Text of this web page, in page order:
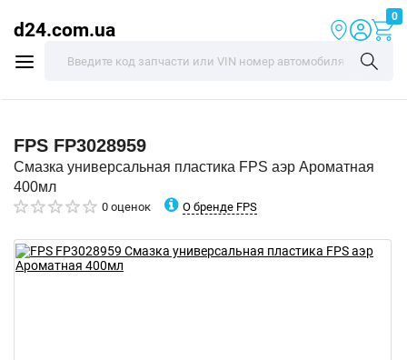
d24.com.ua
0
FPS FP3028959
Смазка универсальная пластика FPS аэр Ароматная
400мл
0 оценок О бренде FPS